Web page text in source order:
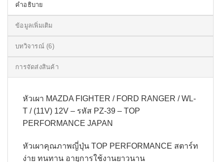
คำอธิบาย
ข้อมูลเพิ่มเติม
บทวิจารณ์ (6)
การจัดส่งสินค้า
หัวเผา MAZDA FIGHTER / FORD RANGER / WL-
T / (11V) 12V – รหัส PZ-39 – TOP
PERFORMANCE JAPAN
หัวเผาคุณภาพญี่ปุ่น TOP PERFORMANCE สตาร์ท
ง่าย ทนทาน อายุการใช้งานยาวนาน